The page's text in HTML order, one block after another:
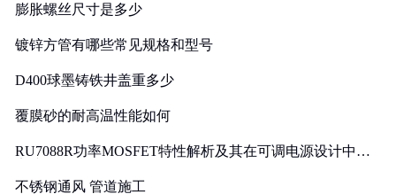
膨胀螺丝尺寸是多少
镀锌方管有哪些常见规格和型号
D400球墨铸铁井盖重多少
覆膜砂的耐高温性能如何
RU7088R功率MOSFET特性解析及其在可调电源设计中的
不锈钢通风 管道施工